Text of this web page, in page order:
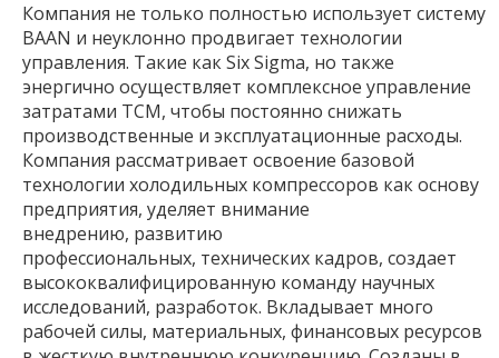
Компания не только полностью использует систему
BAAN и неуклонно продвигает технологии
управления. Такие как Six Sigma, но также
энергично осуществляет комплексное управление
затратами TCM, чтобы постоянно снижать
производственные и эксплуатационные расходы.
Компания рассматривает освоение базовой
технологии холодильных компрессоров как основу
предприятия, уделяет внимание
внедрению, развитию
профессиональных, технических кадров, создает
высококвалифицированную команду научных
исследований, разработок. Вкладывает много
рабочей силы, материальных, финансовых ресурсов